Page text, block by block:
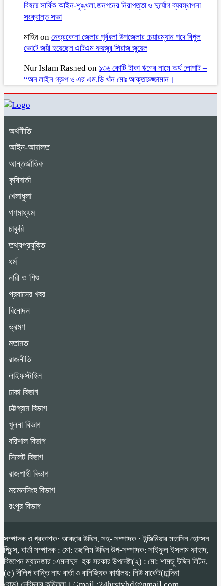
বিষয়ে সার্বিক আইন-শৃঙ্খলা,জনগনের নিরাপত্তা ও দুর্যোগ ব্যবস্থাপনা
সংক্রান্ত সভা
মাহিন on নেত্রকোনা জেলার পূর্বধলা উপজেলার চেয়ারম্যান পদে বিপুল
ভোটে জয়ী হয়েছেন এটিএম ফয়জুর সিরাজ জুয়েল
Nur Islam Rashed on ১৩৬ কোটি টাকা ঋণের নামে অর্থ লোপাট –
“অন লাইন গ্রুপ ও এর এম.ডি খাঁন মোঃ আক্তারুজ্জামান।
অর্থনীতি
আইন-আদালত
আন্তর্জাতিক
কৃষিবার্তা
খেলাধুলা
গণমাধ্যম
চাকুরি
তথ্যপ্রযুক্তি
ধর্ম
নারী ও শিশু
প্রবাসের খবর
বিনোদন
ভ্রমণ
মতামত
রাজনীতি
লাইফস্টাইল
ঢাকা বিভাগ
চট্টগ্রাম বিভাগ
খুলনা বিভাগ
বরিশাল বিভাগ
সিলেট বিভাগ
রাজশাহী বিভাগ
ময়মনসিংহ বিভাগ
রংপুর বিভাগ
সম্পাদক ও প্রকাশক: আবছার উদ্দিন, সহ- সম্পাদক : ইন্জিনিয়ার মহাসিন হোসেন
প্রিন্স, বার্তা সম্পাদক : মো: তছলিম উদ্দিন উপ-সম্পাদক: সাইফুল ইসলাম ফাহাদ,
বিজ্ঞাপন ম্যানেজার :এমদাদুল হক সরকার উপদেষ্টা(২) : মো: শামছু উদ্দিন লিটন,
(৫) দীলিপ কান্তি নাথ বার্তা ও বানিজ্যিক কার্যালয়: নিউ মার্কেট(চান্দিনা